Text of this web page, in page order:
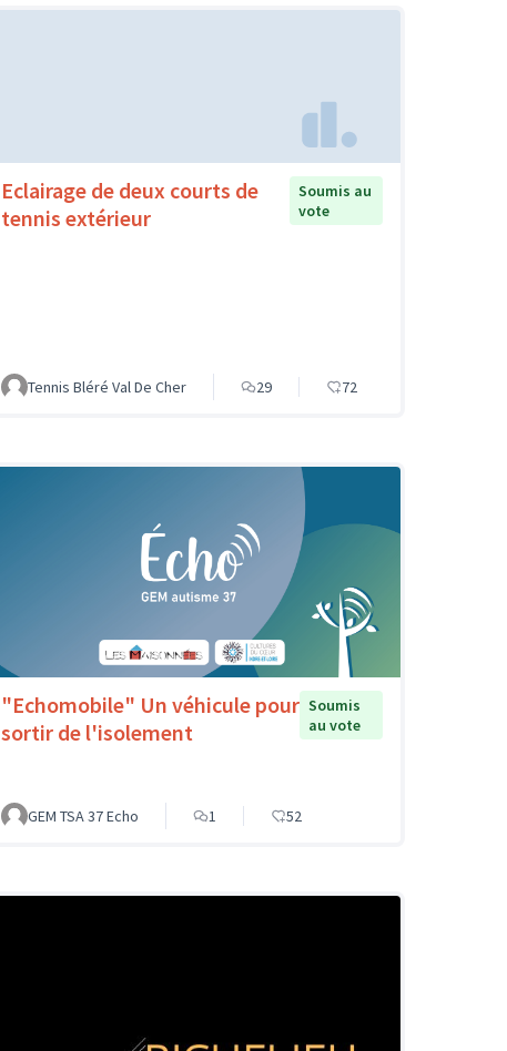
Eclairage de deux courts de
tennis extérieur
Soumis au
vote
Tennis Bléré Val De Cher 29 72
"Echomobile" Un véhicule pour
sortir de l'isolement
Soumis
au vote
GEM TSA 37 Echo 1 52